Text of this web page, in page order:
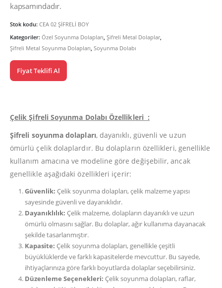
kapsamındadır.
Stok kodu: CEA 02 ŞİFRELİ BOY
Kategoriler: Özel Soyunma Dolapları Şifreli Metal Dolaplar,
Şifreli Metal Soyunma Dolapları Soyunma Dolabı
Fiyat Teklifi Al
Çelik Şifreli Soyunma Dolabı Özellikleri :
Şifreli soyunma dolapları, dayanıklı, güvenli ve uzun
ömürlü çelik dolaplardır. Bu dolapların özellikleri, genellikle
kullanım amacına ve modeline göre değişebilir, ancak
genellikle aşağıdaki özellikleri içerir:
Güvenlik: Çelik soyunma dolapları, çelik malzeme yapısı
sayesinde güvenli ve dayanıklıdır.
Dayanıklılık: Çelik malzeme, dolapların dayanıklı ve uzun
ömürlü olmasını sağlar. Bu dolaplar, ağır kullanıma dayanacak
şekilde tasarlanmıştır.
Kapasite: Çelik soyunma dolapları, genellikle çeşitli
büyüklüklerde ve farklı kapasitelerde mevcuttur. Bu sayede,
ihtiyaçlarınıza göre farklı boyutlarda dolaplar seçebilirsiniz.
Düzenleme Seçenekleri: Çelik soyunma dolapları, raflar,